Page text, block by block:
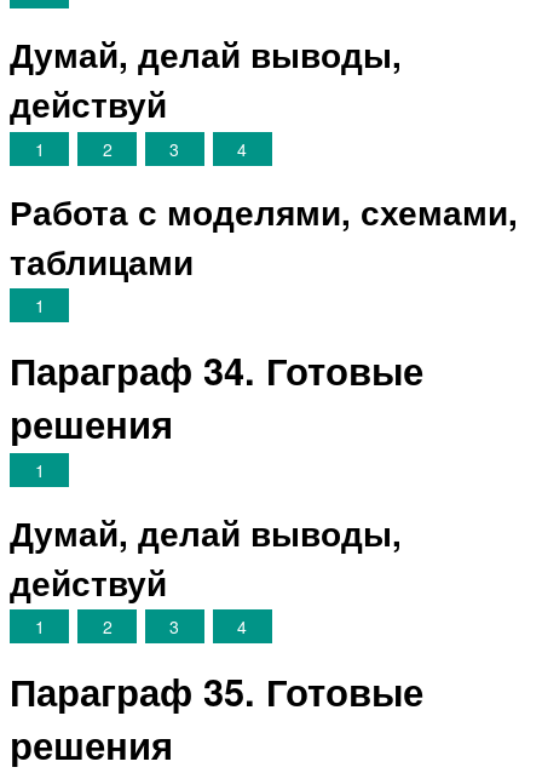
Думай, делай выводы,
действуй
1 2 3 4
Работа с моделями, схемами,
таблицами
1
Параграф 34. Готовые
решения
1
Думай, делай выводы,
действуй
1 2 3 4
Параграф 35. Готовые
решения